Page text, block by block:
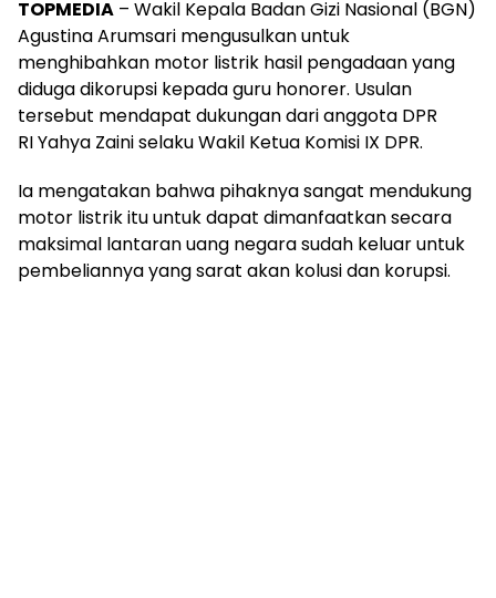
TOPMEDIA – Wakil Kepala Badan Gizi Nasional (BGN)
Agustina Arumsari mengusulkan untuk
menghibahkan motor listrik hasil pengadaan yang
diduga dikorupsi kepada guru honorer. Usulan
tersebut mendapat dukungan dari anggota DPR
RI Yahya Zaini selaku Wakil Ketua Komisi IX DPR.
Ia mengatakan bahwa pihaknya sangat mendukung
motor listrik itu untuk dapat dimanfaatkan secara
maksimal lantaran uang negara sudah keluar untuk
pembeliannya yang sarat akan kolusi dan korupsi.